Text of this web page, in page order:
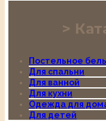
Постельное
Для спальни
Для ванной
Для кухни
Одежда для
Для детей